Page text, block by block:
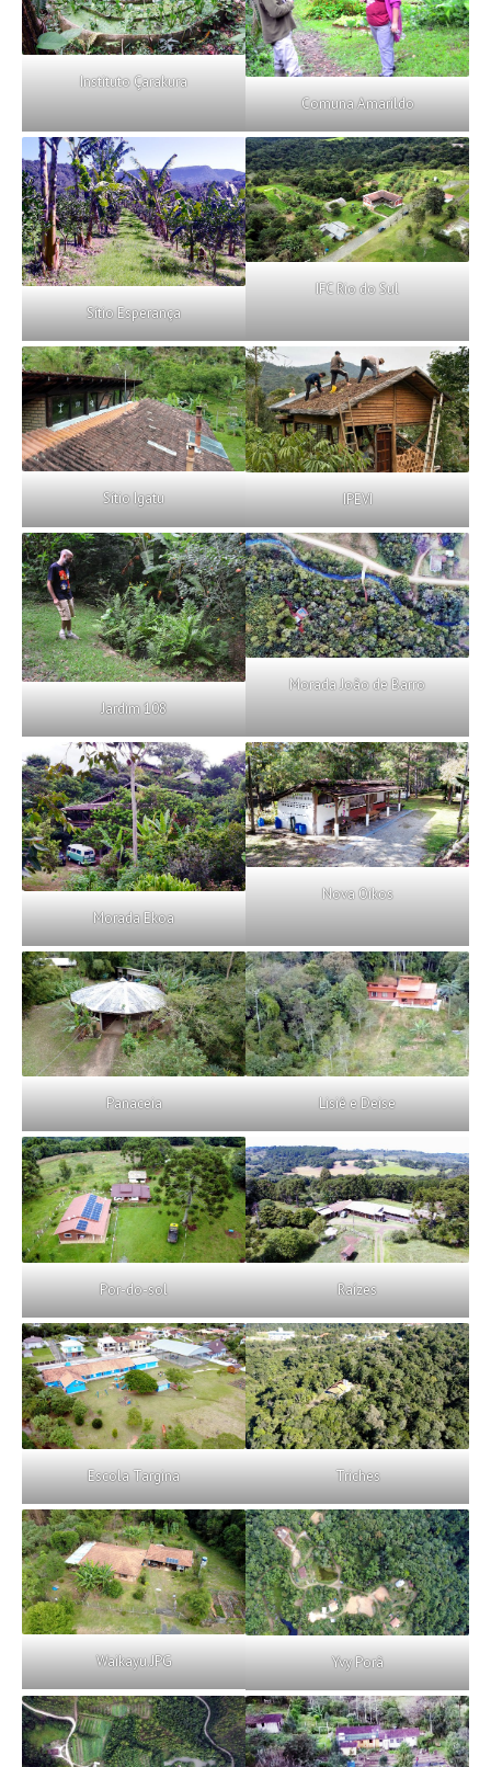
Instituto Çarakura
Comuna Amarildo
Sítio Esperança
IFC Rio do Sul
Sítio Igatu IPEVI
Jardim 108
Morada João de Barro
Morada Ekoa
Nova Oikos
Panaceia Lisiê e Deise
Por-do-sol Raízes
Escola Targina Triches
Waikayu.JPG Yvy Porã